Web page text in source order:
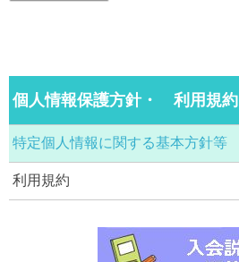
個人情報保護方針・ 利用規約
特定個人情報に関する基本方針等
利用規約